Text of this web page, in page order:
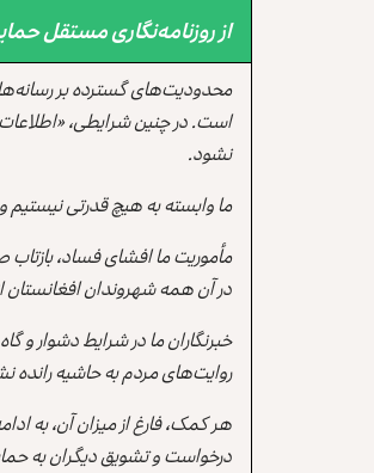
از روزنامه‌نگاری مستقل
محدودیت‌های گسترده بر
است. در چنین شرایطی،
نشود.
ما وابسته به هیچ قدرتی نیستیم
مأموریت ما افشای فساد،
در آن همه شهروندان افغانستان
خبرنگاران ما در شرایط دشوار
روایت‌های مردم به حاشیه رانده
هر کمک، فارغ از میزان آن، به
درخواست و تشویق دیگران به